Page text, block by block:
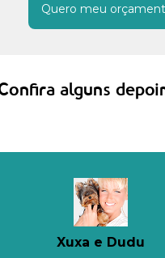
Quero meu
alguns
Xuxa e Dudu